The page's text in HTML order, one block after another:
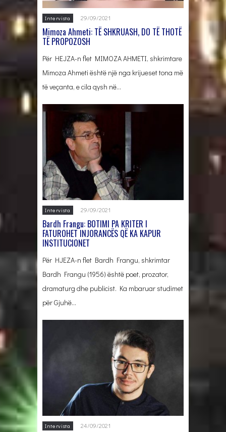
Intervista 29/09/2021
Mimoza Ahmeti: TË SHKRUASH, DO TË THOTË
TË PROPOZOSH
Për HEJZA-n flet MIMOZA AHMETI, shkrimtare
Mimoza Ahmeti është një nga krijueset tona më
të veçanta, e cila qysh në…
Intervista 29/09/2021
Bardh Frangu: BOTIMI PA KRITER I
FATUROHET INJORANCËS QË KA KAPUR
INSTITUCIONET
Për HJEZA-n flet Bardh Frangu, shkrimtar
Bardh Frangu (1956) është poet, prozator,
dramaturg dhe publicist. Ka mbaruar studimet
për Gjuhë…
Intervista 24/09/2021